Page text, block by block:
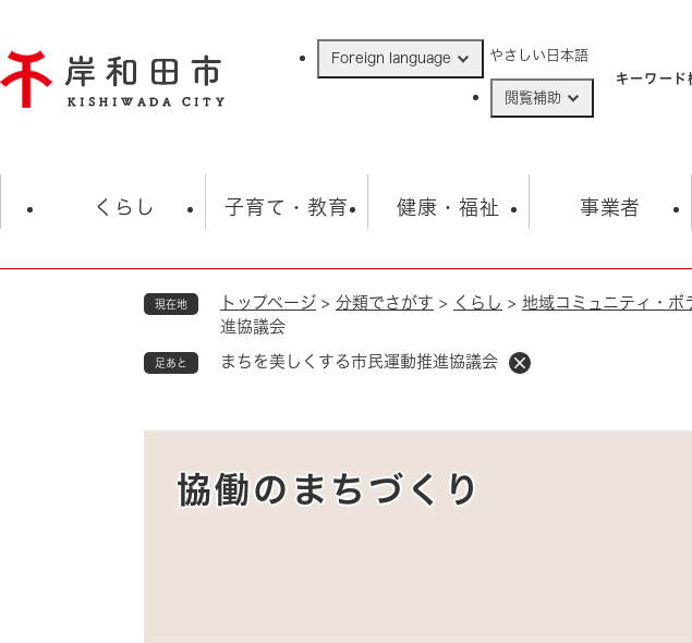
ジ
の
Foreign language やさしい日本語
閲覧補助
キーワード
くらし
住民票・戸籍
保険・年金
自然・環境・公園 住宅
子育て・教育
学校 子育て
健康・福祉
福祉・健康・生活 生
事業者
入札・契約
観光 観光スポッ
歴史
市の概要
行財政
現在地 トップページ > 分類でさがす > くらし > 地域コミュニティ・ボ
進協議会
足あと まちを美しくする市民運動推進協議会
協働のまちづくり